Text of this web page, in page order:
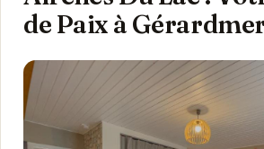
de Paix à